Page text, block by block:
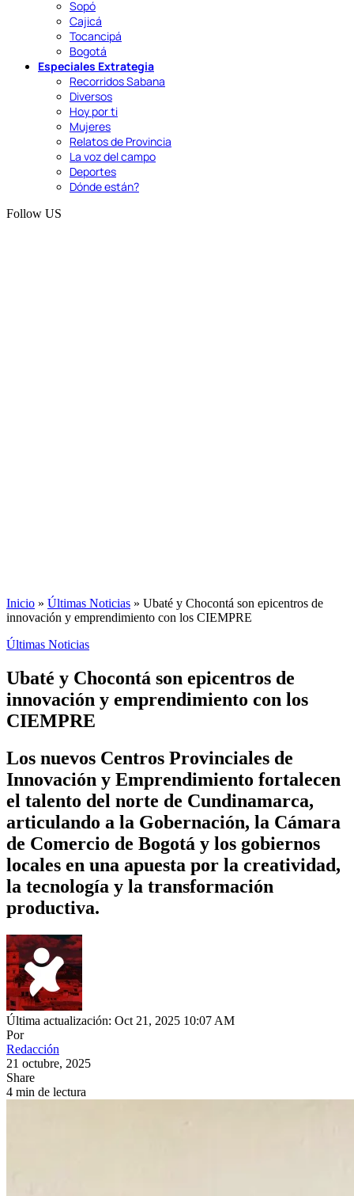
Sopó
Cajicá
Tocancipá
Bogotá
Especiales Extrategia
Recorridos Sabana
Diversos
Hoy por ti
Mujeres
Relatos de Provincia
La voz del campo
Deportes
Dónde están?
Follow US
Inicio » Últimas Noticias » Ubaté y Chocontá son epicentros de
innovación y emprendimiento con los CIEMPRE
Últimas Noticias
Ubaté y Chocontá son epicentros de
innovación y emprendimiento con los
CIEMPRE
Los nuevos Centros Provinciales de
Innovación y Emprendimiento fortalecen
el talento del norte de Cundinamarca,
articulando a la Gobernación, la Cámara
de Comercio de Bogotá y los gobiernos
locales en una apuesta por la creatividad,
la tecnología y la transformación
productiva.
Última actualización: Oct 21, 2025 10:07 AM
Por
Redacción
21 octubre, 2025
Share
4 min de lectura